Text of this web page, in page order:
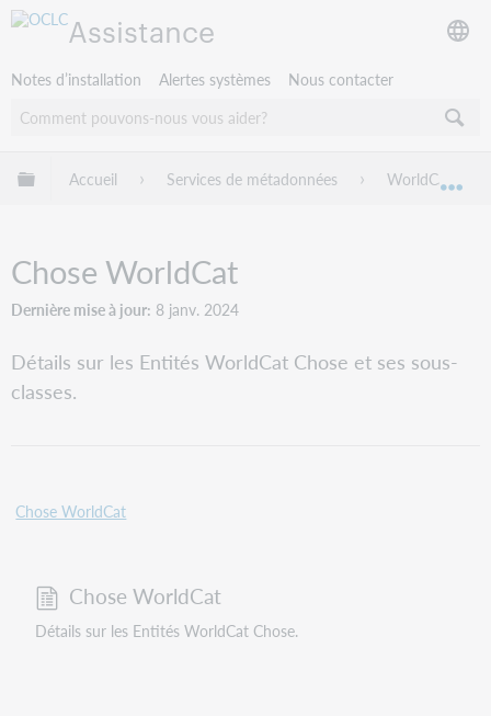
Assistance
Notes d’installation Alertes systèmes Nous contacter
Développer/réduire la hiérarchie globale
Accueil Services de métadonnées WorldCat
Chose WorldCat
Dernière mise à jour 8 janv. 2024
Détails sur les Entités WorldCat Chose et ses sous-
classes.
Chose WorldCat
Chose WorldCat
Détails sur les Entités WorldCat Chose.